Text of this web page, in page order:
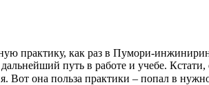
практику, как раз в Пумори-
путь в работе и учебе.
Вот она польза практики – попал в